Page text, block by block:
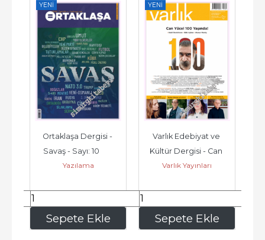
YENI
Sepete Ekle
Ortaklaşa Dergisi -
Savaş - Sayı: 10
2026
Yazılama
105,00
YENI
Sepete Ekle
Varlık Edebiyat ve
Kültür Dergisi - Can
Yücel 100 Yaşında -
Varlık Yayınları
315,00